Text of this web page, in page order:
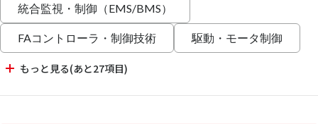
統合監視・制御（EMS/BMS）
FAコントローラ・制御技術 駆動・モータ制御
もっと見る(あと27項目)